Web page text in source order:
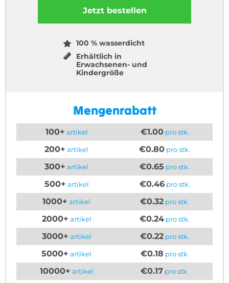
Jetzt bestellen
100 % wasserdicht
Erhältlich in
Erwachsenen- und
Kindergröße
Mengenrabatt
100+ artikel €1.00pro stk.
200+ artikel €0.80 pro stk.
300+ artikel €0.65 pro stk.
500+ artikel €0.46pro stk.
1000+ artikel €0.32 pro stk.
2000+ artikel €0.24 pro stk.
3000+ artikel €0.22 pro stk.
5000+ artikel €0.18 pro stk.
10000+ artikel €0.17 pro stk.